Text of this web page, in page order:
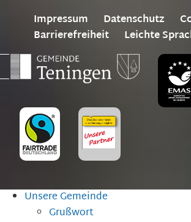
Impressum Datenschutz
Barrierefreiheit
Leichte
Unsere Gemeinde
Grußwort